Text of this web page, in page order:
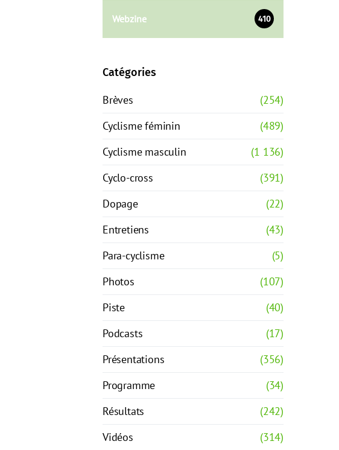
Webzine 410
Catégories
Brèves
(254)
Cyclisme féminin
(489)
Cyclisme masculin
(1 136)
Cyclo-cross
(391)
Dopage
(22)
Entretiens
(43)
Para-cyclisme
(5)
Photos
(107)
Piste
(40)
Podcasts
(17)
Présentations
(356)
Programme
(34)
Résultats
(242)
Vidéos
(314)